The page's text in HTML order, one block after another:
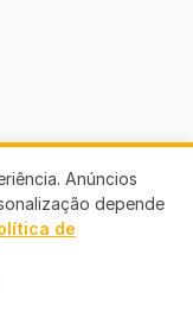
Anúncios
depende
de